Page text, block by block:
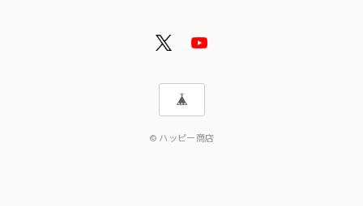
© ハッピー商店